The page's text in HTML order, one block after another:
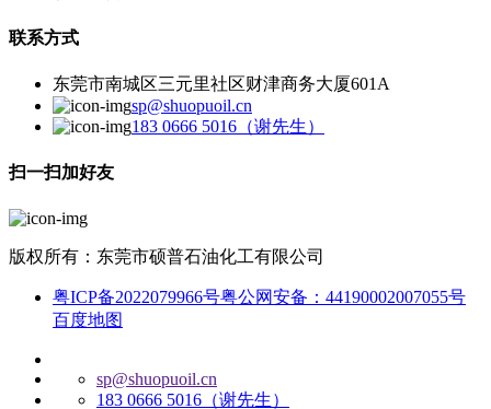
联系方式
东莞市南城区三元里社区财津商务大厦601A
sp@shuopuoil.cn
183 0666 5016（谢先生）
扫一扫加好友
版权所有：东莞市硕普石油化工有限公司
粤ICP备2022079966号粤公网安备：44190002007055号
百度地图
sp@shuopuoil.cn
183 0666 5016（谢先生）